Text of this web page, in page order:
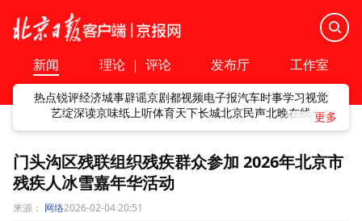
新闻 理论 | 评论 发布厅 工作室
热点锐评经济城事辟谣京剧都视频电子报汽车时事学习视觉
艺绽深读京味纸上听体育天下长城北京民声北晚在线
门头沟区残联组织残疾群众参加 2026年北京市
残疾人冰雪嘉年华活动
来源： 网络2026-02-04 20:51